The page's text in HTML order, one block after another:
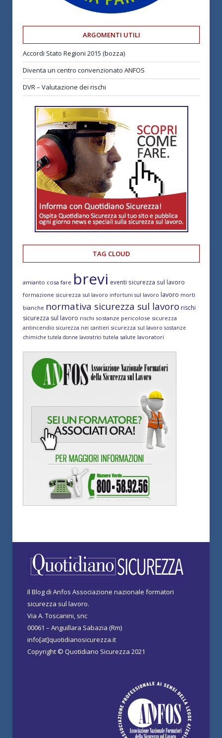
ARGOMENTI UTILI
Accordi Stato Regioni 2015 (bozza)
Diventa un centro convenzionato ANFOS
DVR – Valutazione dei rischi
TAG CLOUD
amianto cosa fare brevi eventi sicurezza sul lavoro
formazione sicurezza sul lavoro infortuni sul lavoro lavoro morti
bianche normativa sicurezza sul lavoro rischi
sicurezza sul lavoro rischi sostanze pericolose sicurezza
antincendio sicurezza nei cantieri sicurezza sul lavoro sostanze
chimiche tutela donne lavoratrici tutela salute lavoratori
Il Blog di Anfos Associazione nazionale formatori
sicurezza sul lavoro.
Via A. Toscanini, snc
00061 – Anguillara Sabazia (Rm)
info[at]quotidianosicurezza.it
Copyright © Quotidiano Sicurezza 2021